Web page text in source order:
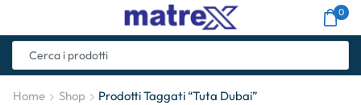
0
Home Shop Prodotti Taggati “Tuta Dubai”